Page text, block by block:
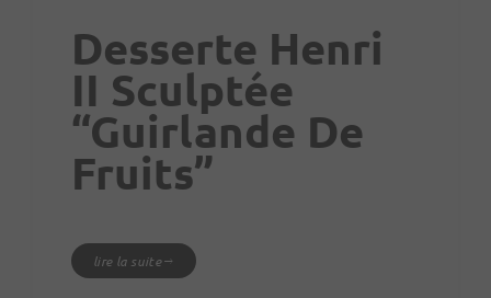
Desserte Henri
II Sculptée
“Guirlande De
Fruits”
lire la suite